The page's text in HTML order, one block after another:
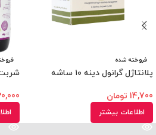
فروخته شده
پلانتاژل گرانول دینه ۱۰ ساشه
14,700 تومان
اطلاعات بیشتر
شربت